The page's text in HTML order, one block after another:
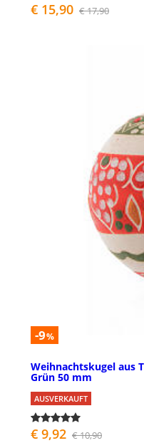
€ 15,90 € 17,90
-9%
Weihnachtskugel aus
Grün 50 mm
AUSVERKAUFT
€ 9,92 € 10,90